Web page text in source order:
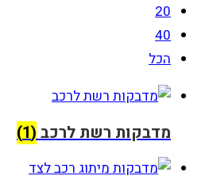
20
40
הכל
מדבקות רשת לרכב (1)